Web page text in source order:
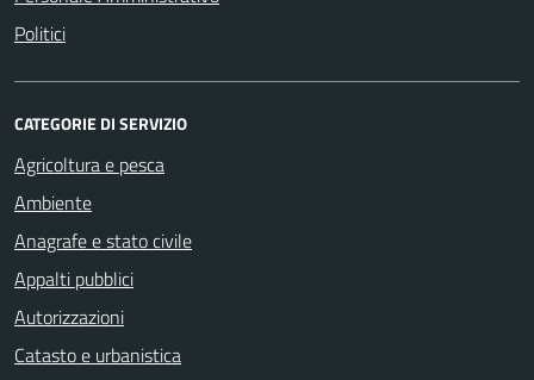
Politici
CATEGORIE DI SERVIZIO
Agricoltura e pesca
Ambiente
Anagrafe e stato civile
Appalti pubblici
Autorizzazioni
Catasto e urbanistica